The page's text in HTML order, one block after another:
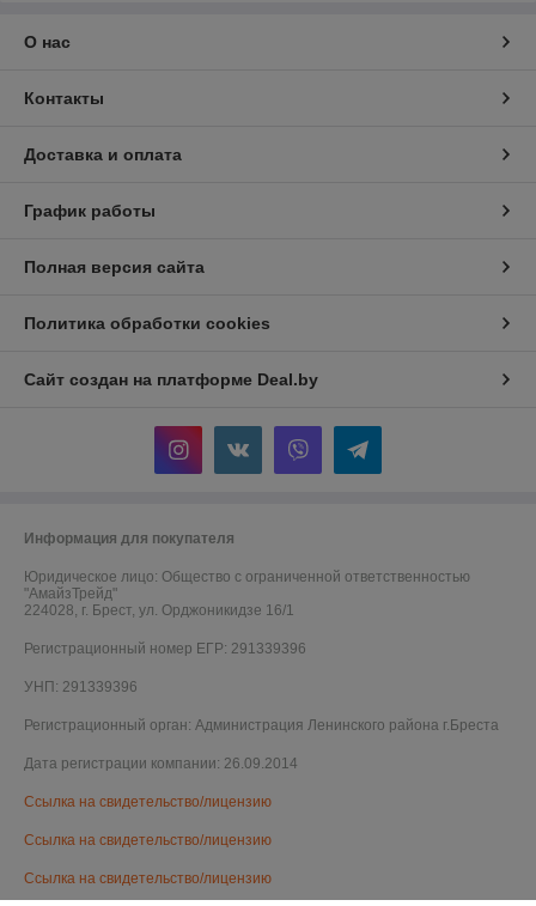
О нас
Контакты
Доставка и оплата
График работы
Полная версия сайта
Политика обработки cookies
Сайт создан на платформе Deal.by
Информация для покупателя
Юридическое лицо: Общество с ограниченной ответственностью
"АмайзТрейд"
224028, г. Брест, ул. Орджоникидзе 16/1
Регистрационный номер ЕГР: 291339396
УНП: 291339396
Регистрационный орган: Администрация Ленинского района г.Бреста
Дата регистрации компании: 26.09.2014
Ссылка на свидетельство/лицензию
Ссылка на свидетельство/лицензию
Ссылка на свидетельство/лицензию